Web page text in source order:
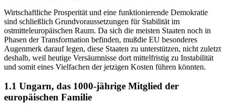
Wirtschaftliche Prosperität und eine funktionierende Demokratie
sind schließlich Grundvoraussetzungen für Stabilität im
ostmitteleuropäischen Raum. Da sich die meisten Staaten noch in
Phasen der Transformation befinden, mußdie EU besonderes
Augenmerk darauf legen, diese Staaten zu unterstützen, nicht zuletzt
deshalb, weil heutige Versäumnisse dort mittelfristig zu Instabilität
und somit eines Vielfachen der jetzigen Kosten führen könnten.
1.1 Ungarn, das 1000-jährige Mitglied der
europäischen Familie